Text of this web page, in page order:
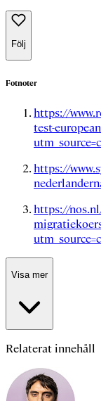
Följ
Fotnoter
https://
test-
https://
https://
Visa mer
Relaterat innehåll